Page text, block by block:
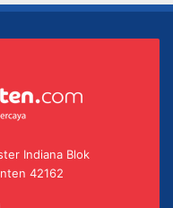
Indiana Blok
42162